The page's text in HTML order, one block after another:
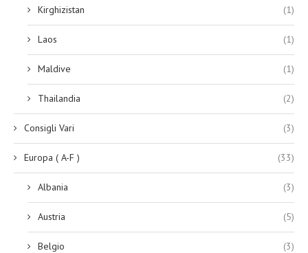
Kirghizistan (1)
Laos (1)
Maldive (1)
Thailandia (2)
Consigli Vari (3)
Europa ( A-F ) (33)
Albania (3)
Austria (5)
Belgio (3)